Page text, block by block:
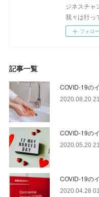
ジネスチャ
我々は行っ
フォロー
記事一覧
COVID-19の
2020.08.20
COVID-19の
2020.05.20
COVID-19の
2020.04.28